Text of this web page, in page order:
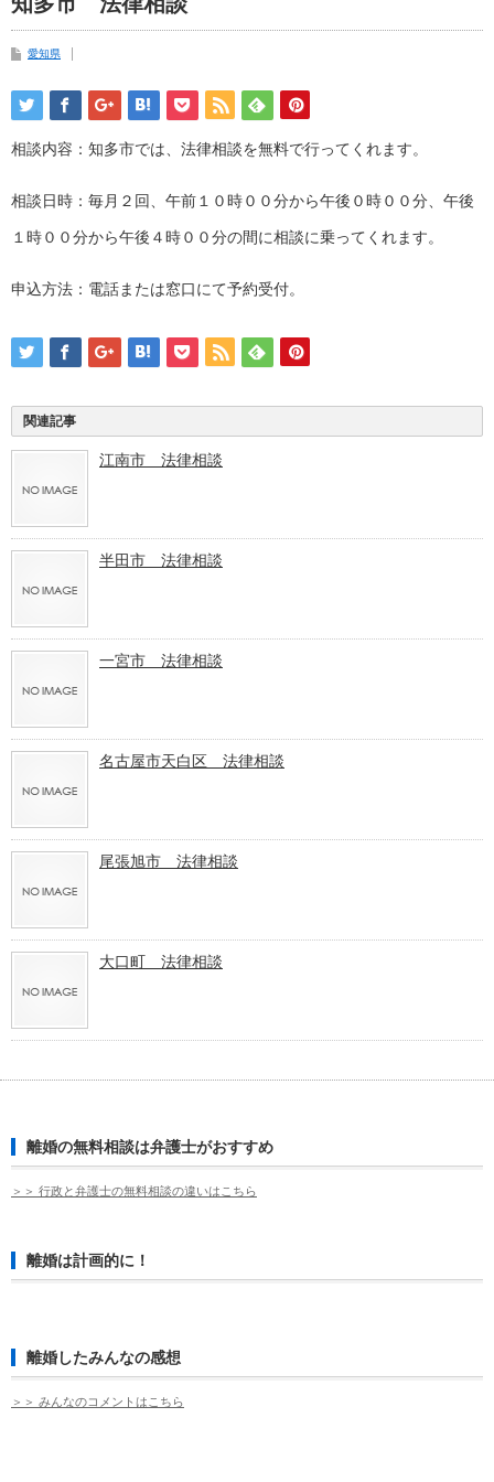
愛知県
相談内容：知多市では、法律相談を無料で行ってくれます。
相談日時：毎月２回、午前１０時００分から午後０時００分、午後
１時００分から午後４時００分の間に相談に乗ってくれます。
申込方法：電話または窓口にて予約受付。
関連記事
江南市 法律相談
半田市 法律相談
一宮市 法律相談
名古屋市天白区 法律相談
尾張旭市 法律相談
大口町 法律相談
離婚の無料相談は弁護士がおすすめ
＞＞ 行政と弁護士の無料相談の違いはこちら
離婚は計画的に！
離婚したみんなの感想
＞＞ みんなのコメントはこちら